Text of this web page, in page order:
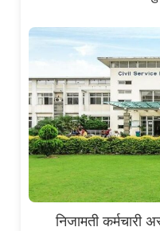
निजामती कर्मचारी